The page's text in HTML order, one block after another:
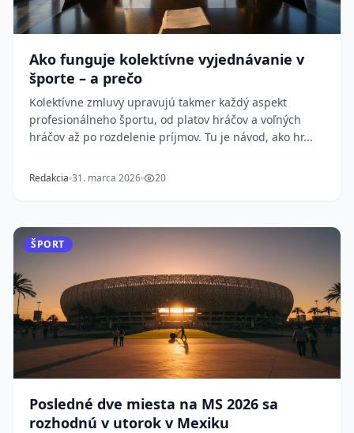
Ako funguje kolektívne vyjednávanie v
športe – a prečo
Kolektívne zmluvy upravujú takmer každý aspekt
profesionálneho športu, od platov hráčov a voľných
hráčov až po rozdelenie príjmov. Tu je návod, ako hr...
Redakcia 31. marca 2026 20
ŠPORT
Posledné dve miesta na MS 2026 sa
rozhodnú v utorok v Mexiku